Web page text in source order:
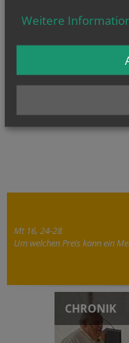
Mt 16, 24-28
Um welchen Preis kann ein
CHRONIK
Weitere